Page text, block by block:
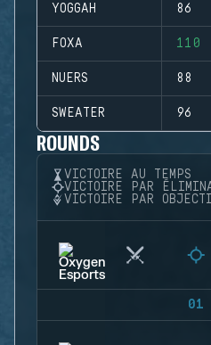
YOGGAH 86
FOXA 110
NUERS 88
SWEATER 96
ROUNDS
VICTOIRE AU TEMPS
VICTOIRE PAR
VICTOIRE PAR
01